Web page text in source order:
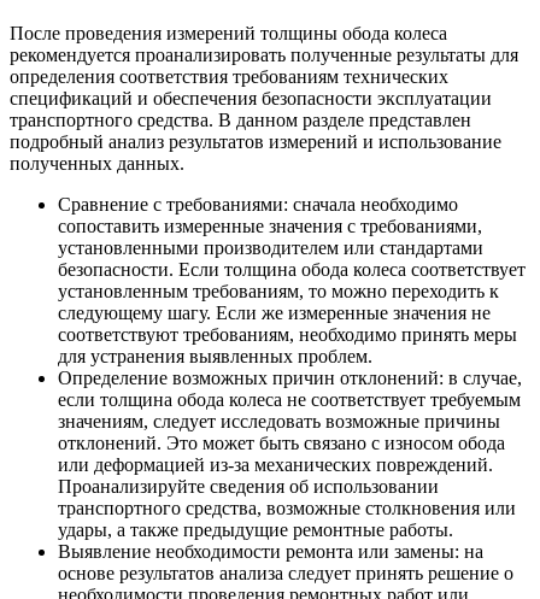
После проведения измерений толщины обода колеса
рекомендуется проанализировать полученные результаты для
определения соответствия требованиям технических
спецификаций и обеспечения безопасности эксплуатации
транспортного средства. В данном разделе представлен
подробный анализ результатов измерений и использование
полученных данных.
Сравнение с требованиями: сначала необходимо
сопоставить измеренные значения с требованиями,
установленными производителем или стандартами
безопасности. Если толщина обода колеса соответствует
установленным требованиям, то можно переходить к
следующему шагу. Если же измеренные значения не
соответствуют требованиям, необходимо принять меры
для устранения выявленных проблем.
Определение возможных причин отклонений: в случае,
если толщина обода колеса не соответствует требуемым
значениям, следует исследовать возможные причины
отклонений. Это может быть связано с износом обода
или деформацией из-за механических повреждений.
Проанализируйте сведения об использовании
транспортного средства, возможные столкновения или
удары, а также предыдущие ремонтные работы.
Выявление необходимости ремонта или замены: на
основе результатов анализа следует принять решение о
необходимости проведения ремонтных работ или